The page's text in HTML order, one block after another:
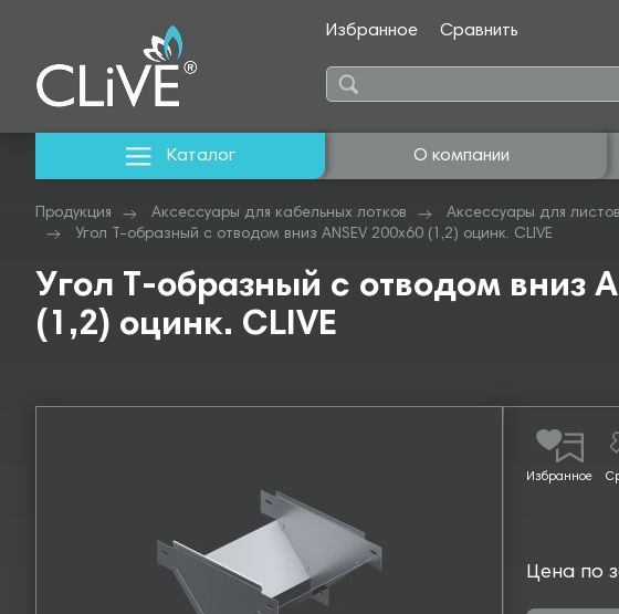
Избранное Сравнить
Каталог О компании
Продукция Аксессуары для кабельных лотков Аксессуары для
Угол Т-образный с отводом вниз ANSEV 200х60 (1,2) оцинк. CLIVE
Угол Т-образный с отводом вниз
(1,2) оцинк. CLIVE
Избранное
Цена по